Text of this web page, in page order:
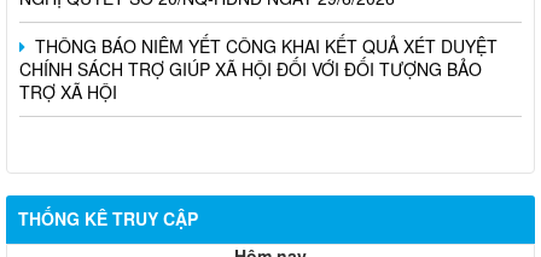
THÔNG BÁO NIÊM YẾT CÔNG KHAI KẾT QUẢ XÉT DUYỆT
CHÍNH SÁCH TRỢ GIÚP XÃ HỘI ĐỐI VỚI ĐỐI TƯỢNG BẢO
TRỢ XÃ HỘI
THỐNG KÊ TRUY CẬP